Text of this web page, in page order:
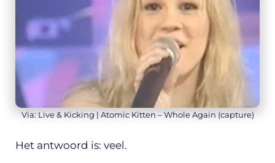
Via: Live & Kicking | Atomic Kitten – Whole Again (capture)
Het antwoord is: veel.